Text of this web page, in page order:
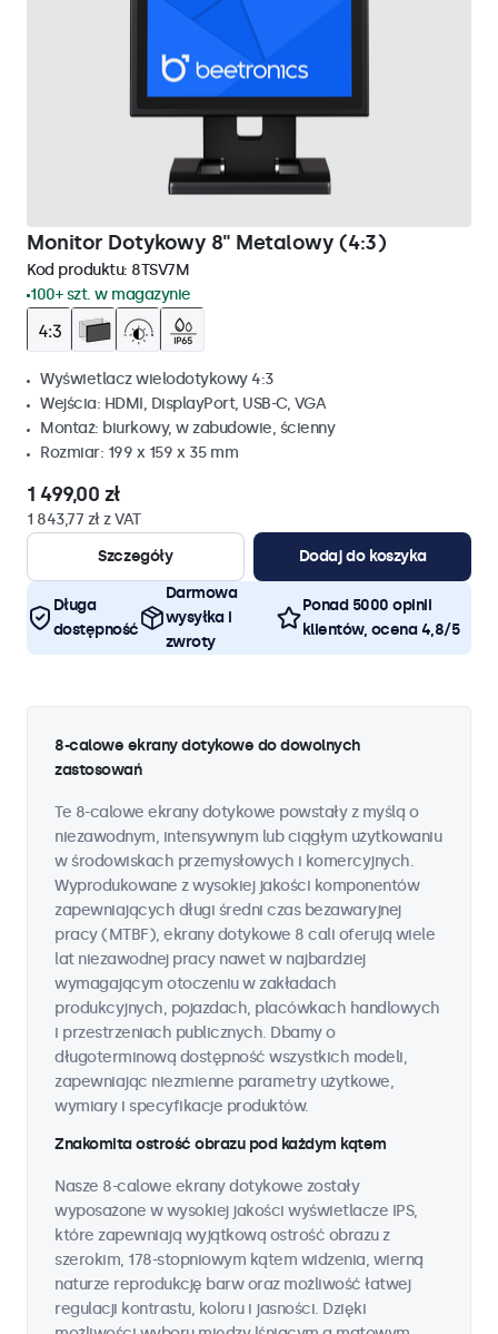
Monitor Dotykowy 8" Metalowy (4:3)
Kod produktu: 8TSV7M
100+ szt. w magazynie
Wyświetlacz wielodotykowy 4:3
Wejścia: HDMI, DisplayPort, USB-C, VGA
Montaż: biurkowy, w zabudowie, ścienny
Rozmiar: 199 x 159 x 35 mm
1 499,00 zł
1 843,77 zł z VAT
Szczegóły
Dodaj do koszyka
Długa
dostępność
Darmowa
wysyłka i
zwroty
Ponad 5000 opinii
klientów, ocena 4,8/5
8-calowe ekrany dotykowe do dowolnych
zastosowań
Te 8-calowe ekrany dotykowe powstały z myślą o
niezawodnym, intensywnym lub ciągłym użytkowaniu
w środowiskach przemysłowych i komercyjnych.
Wyprodukowane z wysokiej jakości komponentów
zapewniających długi średni czas bezawaryjnej
pracy (MTBF), ekrany dotykowe 8 cali oferują wiele
lat niezawodnej pracy nawet w najbardziej
wymagającym otoczeniu w zakładach
produkcyjnych, pojazdach, placówkach handlowych
i przestrzeniach publicznych. Dbamy o
długoterminową dostępność wszystkich modeli,
zapewniając niezmienne parametry użytkowe,
wymiary i specyfikacje produktów.
Znakomita ostrość obrazu pod każdym kątem
Nasze 8-calowe ekrany dotykowe zostały
wyposażone w wysokiej jakości wyświetlacze IPS,
które zapewniają wyjątkową ostrość obrazu z
szerokim, 178-stopniowym kątem widzenia, wierną
naturze reprodukcję barw oraz możliwość łatwej
regulacji kontrastu, koloru i jasności. Dzięki